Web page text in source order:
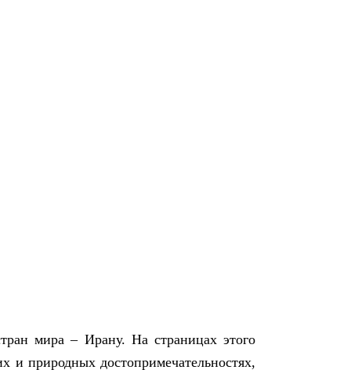
мира – Ирану. На страницах этого
и природных достопримечательностях,